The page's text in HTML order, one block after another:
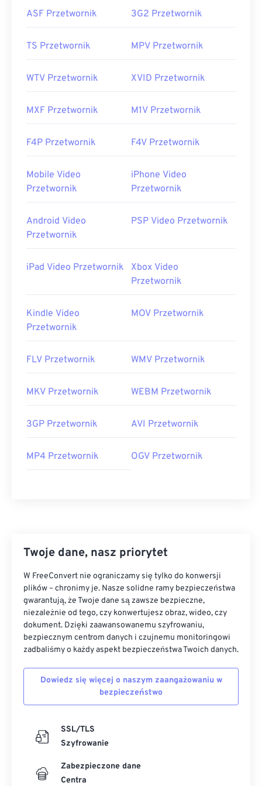
ASF Przetwornik 3G2 Przetwornik
TS Przetwornik MPV Przetwornik
WTV Przetwornik XVID Przetwornik
MXF Przetwornik M1V Przetwornik
F4P Przetwornik F4V Przetwornik
Mobile Video
Przetwornik
iPhone Video
Przetwornik
Android Video
Przetwornik
PSP Video Przetwornik
iPad Video Przetwornik
Xbox Video
Przetwornik
Kindle Video
Przetwornik
MOV Przetwornik
FLV Przetwornik WMV Przetwornik
MKV Przetwornik WEBM Przetwornik
3GP Przetwornik AVI Przetwornik
MP4 Przetwornik OGV Przetwornik
Twoje dane, nasz priorytet
W FreeConvert nie ograniczamy się tylko do konwersji
plików – chronimy je. Nasze solidne ramy bezpieczeństwa
gwarantują, że Twoje dane są zawsze bezpieczne,
niezależnie od tego, czy konwertujesz obraz, wideo, czy
dokument. Dzięki zaawansowanemu szyfrowaniu,
bezpiecznym centrom danych i czujnemu monitoringowi
zadbaliśmy o każdy aspekt bezpieczeństwa Twoich danych.
Dowiedz się więcej o naszym zaangażowaniu w
bezpieczeństwo
SSL/TLS
Szyfrowanie
Zabezpieczone dane
Centra